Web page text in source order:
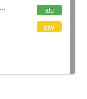
xls
csv